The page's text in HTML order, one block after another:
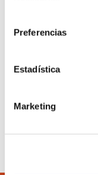
Preferencias
Estadística
Marketing